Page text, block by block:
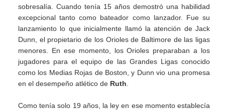
sobresalía. Cuando tenía 15 años demostró una habilidad
excepcional tanto como bateador como lanzador. Fue su
lanzamiento lo que inicialmente llamó la atención de Jack
Dunn, el propietario de los Orioles de Baltimore de las ligas
menores. En ese momento, los Orioles preparaban a los
jugadores para el equipo de las Grandes Ligas conocido
como los Medias Rojas de Boston, y Dunn vio una promesa
en el desempeño atlético de Ruth
Como tenía solo 19 años, la ley en ese momento establecía